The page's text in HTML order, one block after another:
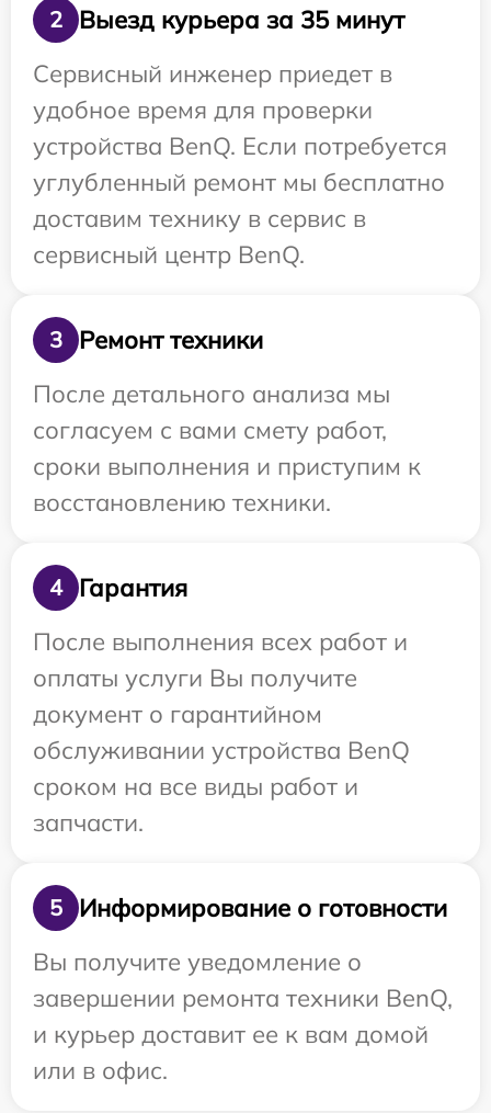
2
Выезд курьера за 35 минут
Сервисный инженер приедет в
удобное время для проверки
устройства BenQ. Если потребуется
углубленный ремонт мы бесплатно
доставим технику в сервис в
сервисный центр BenQ.
3
Ремонт техники
После детального анализа мы
согласуем с вами смету работ,
сроки выполнения и приступим к
восстановлению техники.
4
Гарантия
После выполнения всех работ и
оплаты услуги Вы получите
документ о гарантийном
обслуживании устройства BenQ
сроком на все виды работ и
запчасти.
5
Информирование о готовности
Вы получите уведомление о
завершении ремонта техники BenQ,
и курьер доставит ее к вам домой
или в офис.